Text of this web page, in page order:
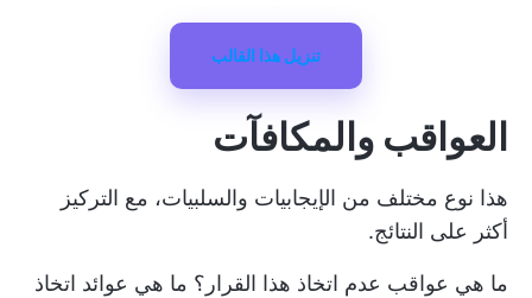
تنزيل هذا القالب
العواقب والمكافآت
هذا نوع مختلف من الإيجابيات والسلبيات، مع التركيز
أكثر على النتائج.
ما هي عواقب عدم اتخاذ هذا القرار؟ ما هي عوائد اتخاذ